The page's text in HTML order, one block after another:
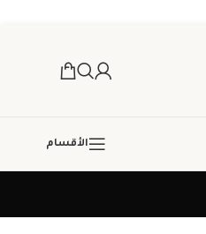
الأقسام